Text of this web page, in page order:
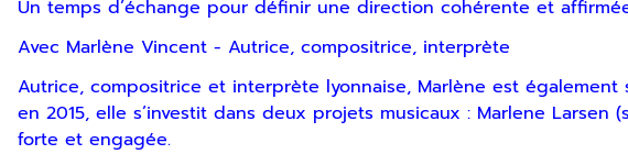
Un temps d’échange pour définir une direction cohérente et
Avec Marlène Vincent - Autrice, compositrice, interprète
Autrice, compositrice et interprète lyonnaise, Marlène est
en 2015, elle s’investit dans deux projets musicaux : Marlene
forte et engagée.